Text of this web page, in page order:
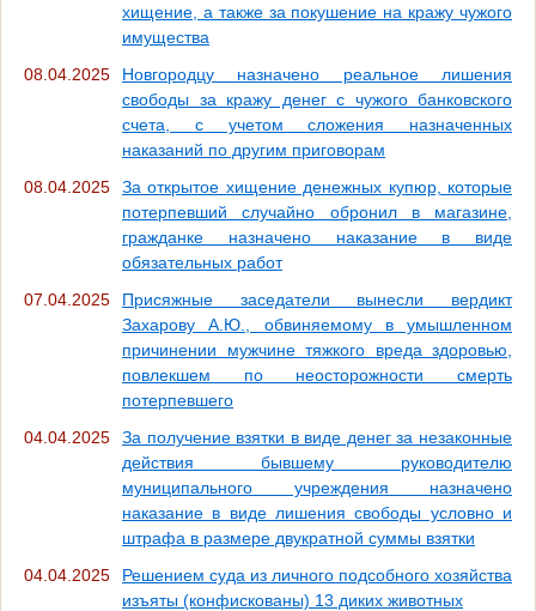
хищение, а также за покушение на кражу чужого
имущества
08.04.2025
Новгородцу назначено реальное лишения
свободы за кражу денег с чужого банковского
счета, с учетом сложения назначенных
наказаний по другим приговорам
08.04.2025
За открытое хищение денежных купюр, которые
потерпевший случайно обронил в магазине,
гражданке назначено наказание в виде
обязательных работ
07.04.2025
Присяжные заседатели вынесли вердикт
Захарову А.Ю., обвиняемому в умышленном
причинении мужчине тяжкого вреда здоровью,
повлекшем по неосторожности смерть
потерпевшего
04.04.2025
За получение взятки в виде денег за незаконные
действия бывшему руководителю
муниципального учреждения назначено
наказание в виде лишения свободы условно и
штрафа в размере двукратной суммы взятки
04.04.2025
Решением суда из личного подсобного хозяйства
изъяты (конфискованы) 13 диких животных